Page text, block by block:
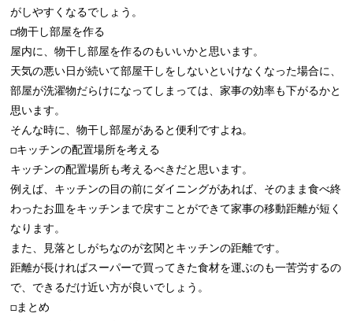
がしやすくなるでしょう。
□物干し部屋を作る
屋内に、物干し部屋を作るのもいいかと思います。
天気の悪い日が続いて部屋干しをしないといけなくなった場合に、
部屋が洗濯物だらけになってしまっては、家事の効率も下がるかと
思います。
そんな時に、物干し部屋があると便利ですよね。
□キッチンの配置場所を考える
キッチンの配置場所も考えるべきだと思います。
例えば、キッチンの目の前にダイニングがあれば、そのまま食べ終
わったお皿をキッチンまで戻すことができて家事の移動距離が短く
なります。
また、見落としがちなのが玄関とキッチンの距離です。
距離が長ければスーパーで買ってきた食材を運ぶのも一苦労するの
で、できるだけ近い方が良いでしょう。
□まとめ